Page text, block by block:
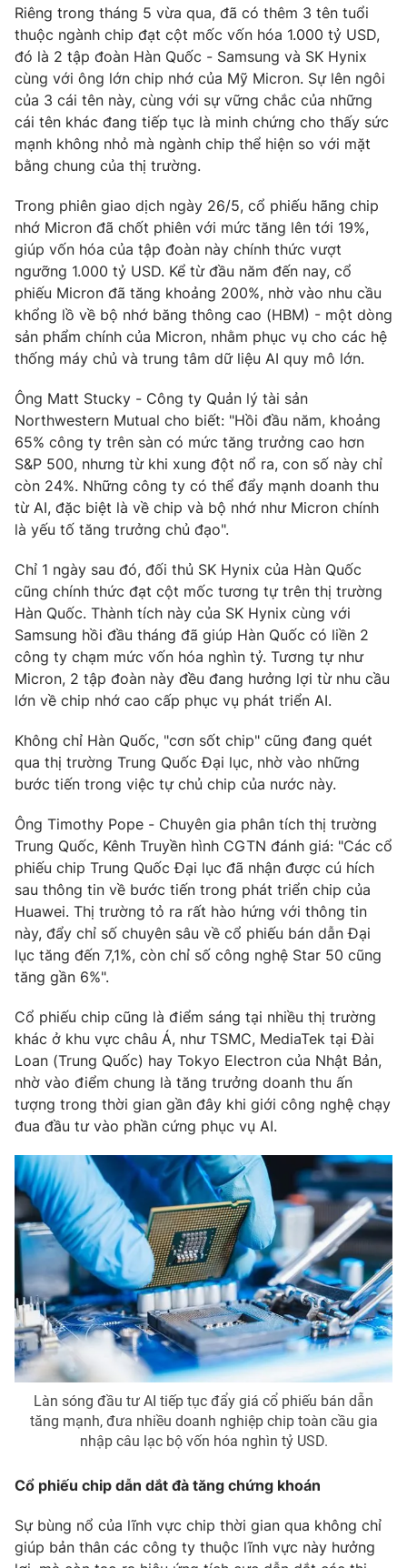
Nhân vật
Khán giả
Giải sao mai
Âm nhạc
Sao
Đời sống
Du lịch
Làm đẹp
Chất lượng cuộc sống
Giáo dục
Tuyển sinh
Học trực tuyến
Công nghệ
Hitech Công nghệ tương lai
Thị trường
Tư vấn
Giao lưu trực tuyến
Lịch phát sóng
Chuyên mục khác
Emagazine Podcast
Video Shorts video
VTV Money VTV Thể thao
VTV Sức khoẻ Bất động sản
Thị trường 24h Tấm lòng Việt
VTV4 Vươn mình bằng AI
VTV9 VTV8
Liên hệ tòa soạn English
THỜI BÁO VTV
Theo dõi báo trên
Cơ quan chủ quản: Đài Truyền hình Việt Nam
Cơ quan báo chí:
cấp ngày 29/12/2023
Tổng Biên tập:Vũ Thanh Thủy
Phó Tổng Biên tập:Nguyễn Thị Mỹ Hạnh, Phạm Quốc Thắng,
Nguyễn Trọng Ninh
Tổng đài VTV: 024.38 355 931 - 024.38 355 932
Ðiện thoại Thời báo VTV: 024.66 897 897
Email:toasoan@vtv.vn
Liên hệ quảng cáo:
024-7300.7108
® Cấm sao chép dưới mọi hình thức nếu không có sự chấp
thông tin từ website này.
Riêng trong tháng 5 vừa qua, đã có thêm 3 tên tuổi
thuộc ngành chip đạt cột mốc vốn hóa 1.000 tỷ USD,
đó là 2 tập đoàn Hàn Quốc - Samsung và SK Hynix
cùng với ông lớn chip nhớ của Mỹ Micron. Sự lên ngôi
của 3 cái tên này, cùng với sự vững chắc của những
cái tên khác đang tiếp tục là minh chứng cho thấy sức
mạnh không nhỏ mà ngành chip thể hiện so với mặt
bằng chung của thị trường.
Trong phiên giao dịch ngày 26/5, cổ phiếu hãng chip
nhớ Micron đã chốt phiên với mức tăng lên tới 19%,
giúp vốn hóa của tập đoàn này chính thức vượt
ngưỡng 1.000 tỷ USD. Kể từ đầu năm đến nay, cổ
phiếu Micron đã tăng khoảng 200%, nhờ vào nhu cầu
khổng lồ về bộ nhớ băng thông cao (HBM) - một dòng
sản phẩm chính của Micron, nhằm phục vụ cho các hệ
thống máy chủ và trung tâm dữ liệu AI quy mô lớn.
Ông Matt Stucky - Công ty Quản lý tài sản
Northwestern Mutual cho biết: "Hồi đầu năm, khoảng
65% công ty trên sàn có mức tăng trưởng cao hơn
S&P 500, nhưng từ khi xung đột nổ ra, con số này chỉ
còn 24%. Những công ty có thể đẩy mạnh doanh thu
từ AI, đặc biệt là về chip và bộ nhớ như Micron chính
là yếu tố tăng trưởng chủ đạo".
Chỉ 1 ngày sau đó, đối thủ SK Hynix của Hàn Quốc
cũng chính thức đạt cột mốc tương tự trên thị trường
Hàn Quốc. Thành tích này của SK Hynix cùng với
Samsung hồi đầu tháng đã giúp Hàn Quốc có liền 2
công ty chạm mức vốn hóa nghìn tỷ. Tương tự như
Micron, 2 tập đoàn này đều đang hưởng lợi từ nhu cầu
lớn về chip nhớ cao cấp phục vụ phát triển AI.
Không chỉ Hàn Quốc, "cơn sốt chip" cũng đang quét
qua thị trường Trung Quốc Đại lục, nhờ vào những
bước tiến trong việc tự chủ chip của nước này.
Ông Timothy Pope - Chuyên gia phân tích thị trường
Trung Quốc, Kênh Truyền hình CGTN đánh giá: "Các cổ
phiếu chip Trung Quốc Đại lục đã nhận được cú hích
sau thông tin về bước tiến trong phát triển chip của
Huawei. Thị trường tỏ ra rất hào hứng với thông tin
này, đẩy chỉ số chuyên sâu về cổ phiếu bán dẫn Đại
lục tăng đến 7,1%, còn chỉ số công nghệ Star 50 cũng
tăng gần 6%".
Cổ phiếu chip cũng là điểm sáng tại nhiều thị trường
khác ở khu vực châu Á, như TSMC, MediaTek tại Đài
Loan (Trung Quốc) hay Tokyo Electron của Nhật Bản,
nhờ vào điểm chung là tăng trưởng doanh thu ấn
tượng trong thời gian gần đây khi giới công nghệ chạy
đua đầu tư vào phần cứng phục vụ AI.
Làn sóng đầu tư AI tiếp tục đẩy giá cổ phiếu bán dẫn
tăng mạnh, đưa nhiều doanh nghiệp chip toàn cầu gia
nhập câu lạc bộ vốn hóa nghìn tỷ USD.
Cổ phiếu chip dẫn dắt đà tăng chứng khoán
Sự bùng nổ của lĩnh vực chip thời gian qua không chỉ
giúp bản thân các công ty thuộc lĩnh vực này hưởng